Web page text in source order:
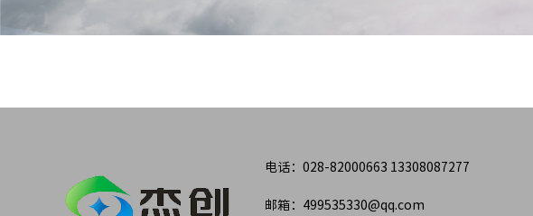
电话：028-82000663 13308087277
邮箱：499535330@qq.com